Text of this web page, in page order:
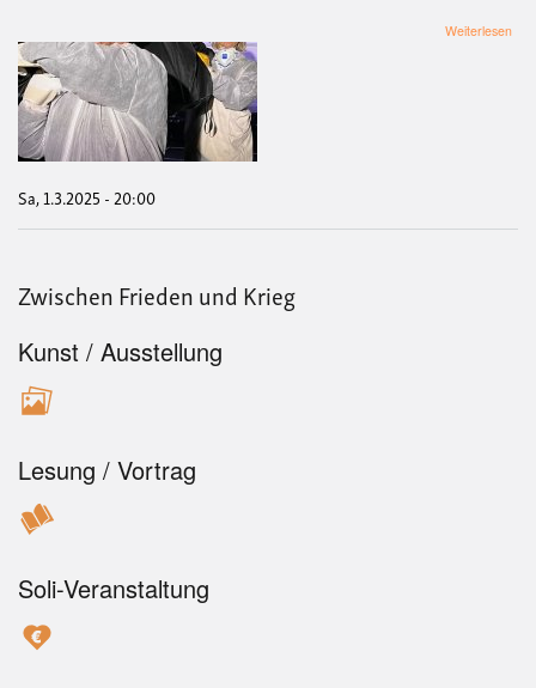
Weiterlesen
Sa, 1.3.2025 - 20:00
Zwischen Frieden und Krieg
Kunst / Ausstellung
Lesung / Vortrag
Soli-Veranstaltung